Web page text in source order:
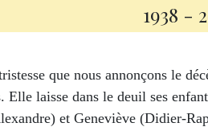
1938 -
que nous annonçons le
Elle laisse dans le deuil ses
et Geneviève (Didier-